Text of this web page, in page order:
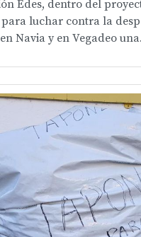
Edes, dentro del
luchar contra la
Navia y en Vegadeo